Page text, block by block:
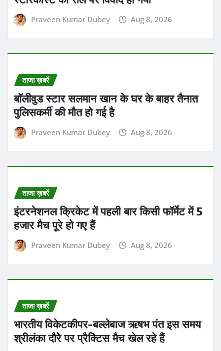
Praveen Kumar Dubey Aug 8, 2026
ताजा ख़बरें
बॉलीवुड स्टार सलमान खान के घर के बाहर तैनात
पुलिसकर्मी की मौत हो गई है
Praveen Kumar Dubey Aug 8, 2026
ताजा ख़बरें
इंटरनेशनल क्रिकेट में पहली बार किसी फॉर्मेट में 5
हजार मैच पूरे हो गए हैं
Praveen Kumar Dubey Aug 8, 2026
ताजा ख़बरें
भारतीय विकेटकीपर-बल्लेबाज ऋषभ पंत इस समय
श्रीलंका दौरे पर प्रैक्टिस मैच खेल रहे हैं